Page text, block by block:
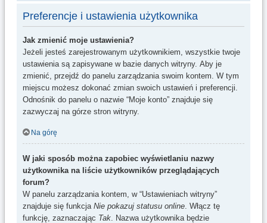
Preferencje i ustawienia użytkownika
Jak zmienić moje ustawienia?
Jeżeli jesteś zarejestrowanym użytkownikiem, wszystkie twoje
ustawienia są zapisywane w bazie danych witryny. Aby je
zmienić, przejdź do panelu zarządzania swoim kontem. W tym
miejscu możesz dokonać zmian swoich ustawień i preferencji.
Odnośnik do panelu o nazwie “Moje konto” znajduje się
zazwyczaj na górze stron witryny.
Na górę
W jaki sposób można zapobiec wyświetlaniu nazwy
użytkownika na liście użytkowników przeglądających
forum?
W panelu zarządzania kontem, w “Ustawieniach witryny”
znajduje się funkcja Nie pokazuj statusu online . Włącz tę
funkcję, zaznaczając Tak . Nazwa użytkownika będzie